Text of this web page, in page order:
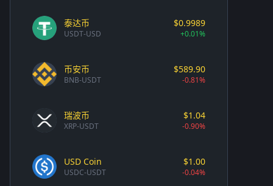
泰达币
USDT-USD
$0.9989
+0.01%
币安币
BNB-USDT
$589.90
-0.81%
瑞波币
XRP-USDT
$1.04
-0.90%
USD Coin
USDC-USDT
$1.00
-0.04%